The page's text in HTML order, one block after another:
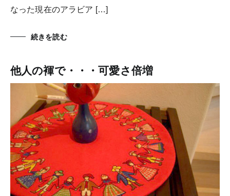
なった現在のアラビア […]
続きを読む
他人の褌で・・・可愛さ倍増